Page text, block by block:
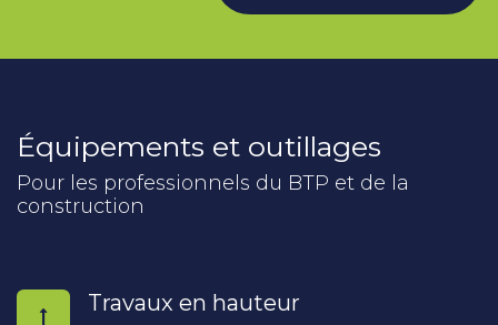
Équipements et outillages
Pour les professionnels du BTP et de la
construction
Travaux en hauteur